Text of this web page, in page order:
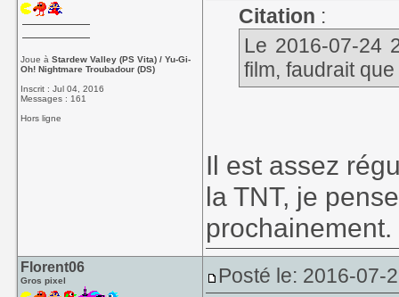
Joue àStardew Valley (PS Vita) / Yu-Gi-
Oh! Nightmare Troubadour (DS)
Inscrit : Jul 04, 2016
Messages : 161
Hors ligne
Citation :
Le 2016-07-24
film, faudrait
Il est assez
la TNT, je
prochainement.
Florent06
Gros pixel Posté le: 2016-07-